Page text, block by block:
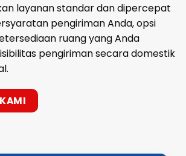
layanan standar dan dipercepat
pengiriman Anda, opsi
ruang yang Anda
pengiriman secara domestik